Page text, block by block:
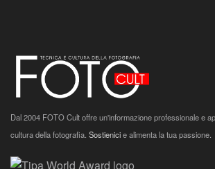
Dal 2004 FOTO Cult offre un'informazione professionale e
cultura della fotografia. Sostienicie alimenta la tua passione.